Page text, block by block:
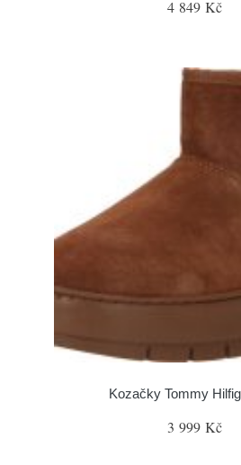
4 849 Kč
Kozačky Tommy
3 999 Kč